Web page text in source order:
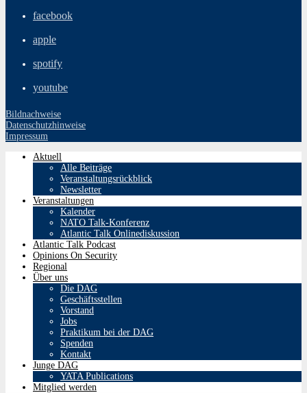
facebook
apple
spotify
youtube
Bildnachweise
Datenschutzhinweise
Impressum
Aktuell
Alle Beiträge
Veranstaltungsrückblick
Newsletter
Veranstaltungen
Kalender
NATO Talk-Konferenz
Atlantic Talk Onlinediskussion
Atlantic Talk Podcast
Opinions On Security
Regional
Über uns
Die DAG
Geschäftsstellen
Vorstand
Jobs
Praktikum bei der DAG
Spenden
Kontakt
Junge DAG
YATA Publications
Mitglied werden